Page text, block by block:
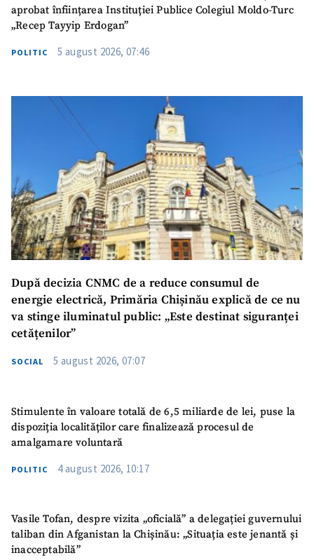
aprobat înființarea Instituției Publice Colegiul Moldo-Turc
„Recep Tayyip Erdogan”
POLITIC 5 august 2026, 07:46
După decizia CNMC de a reduce consumul de
energie electrică, Primăria Chișinău explică de ce nu
va stinge iluminatul public: „Este destinat siguranței
cetățenilor”
SOCIAL 5 august 2026, 07:07
Stimulente în valoare totală de 6,5 miliarde de lei, puse la
dispoziția localităților care finalizează procesul de
amalgamare voluntară
POLITIC 4 august 2026, 10:17
Vasile Tofan, despre vizita „oficială” a delegației guvernului
taliban din Afganistan la Chișinău: „Situația este jenantă și
inacceptabilă”